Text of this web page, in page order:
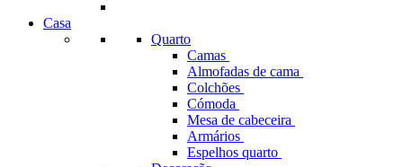
Casa
Quarto
Camas
Almofadas de cama
Colchões
Cómoda
Mesa de cabeceira
Armários
Espelhos quarto